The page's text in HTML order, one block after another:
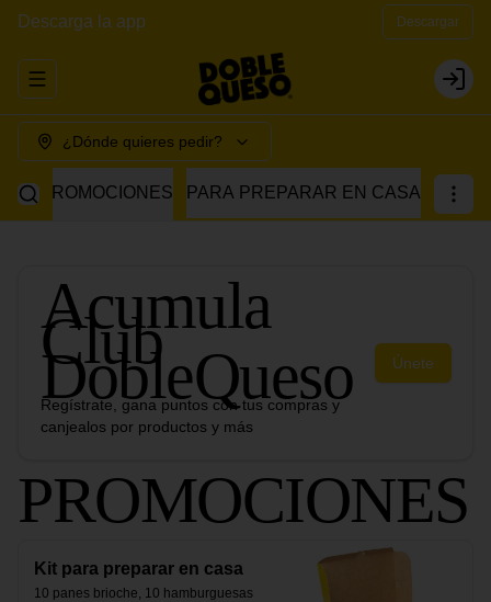
Descarga la app Descargar
Abrir menu de navegación Login
¿Dónde quieres pedir?
PROMOCIONES PARA PREPARAR EN CASA
Acumula
Club
DobleQueso
Regístrate, gana puntos con tus compras y
canjealos por productos y más
Únete
PROMOCIONES
Kit para preparar en casa
10 panes brioche, 10 hamburguesas